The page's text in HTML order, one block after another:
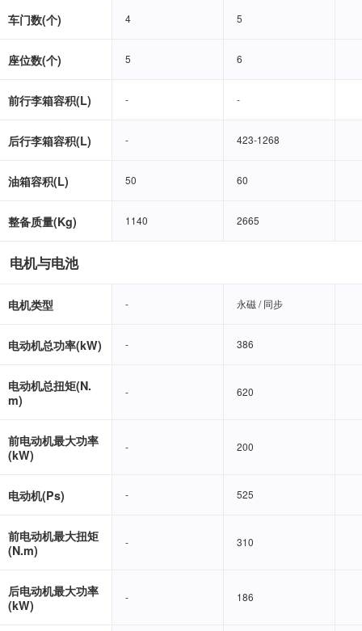
车门数(个) 4 5
座位数(个) 5 6
前行李箱容积(L) - -
后行李箱容积(L) - 423-1268
油箱容积(L) 50 60
整备质量(Kg) 1140 2665
电机与电池
电机类型 - 永磁 / 同步
电动机总功率(kW) - 386
电动机总扭矩(N.
m)
- 620
前电动机最大功率
(kW)
- 200
电动机(Ps) - 525
前电动机最大扭矩
(N.m)
- 310
后电动机最大功率
(kW)
- 186
4 5
5 6
- -
- 423-1268
50 60
1140 2665
- 永磁 / 同步
- 386
- 620
- 200
- 525
- 310
- 186